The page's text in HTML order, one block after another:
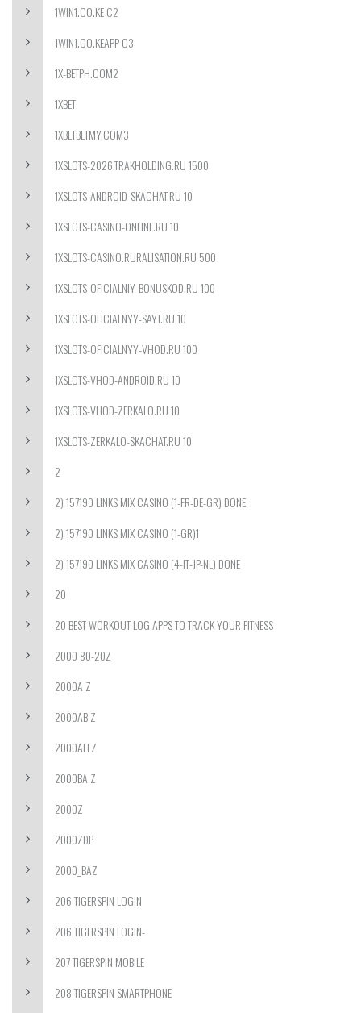
1WIN1.CO.KE C2
1WIN1.CO.KEAPP C3
1X-BETPH.COM2
1XBET
1XBETBETMY.COM3
1XSLOTS-2026.TRAKHOLDING.RU 1500
1XSLOTS-ANDROID-SKACHAT.RU 10
1XSLOTS-CASINO-ONLINE.RU 10
1XSLOTS-CASINO.RURALISATION.RU 500
1XSLOTS-OFICIALNIY-BONUSKOD.RU 100
1XSLOTS-OFICIALNYY-SAYT.RU 10
1XSLOTS-OFICIALNYY-VHOD.RU 100
1XSLOTS-VHOD-ANDROID.RU 10
1XSLOTS-VHOD-ZERKALO.RU 10
1XSLOTS-ZERKALO-SKACHAT.RU 10
2
2) 157190 LINKS MIX CASINO (1-FR-DE-GR) DONE
2) 157190 LINKS MIX CASINO (1-GR)1
2) 157190 LINKS MIX CASINO (4-IT-JP-NL) DONE
20
20 BEST WORKOUT LOG APPS TO TRACK YOUR FITNESS
2000 80-20Z
2000A Z
2000AB Z
2000ALLZ
2000BA Z
2000Z
2000ZDP
2000_BAZ
206 TIGERSPIN LOGIN
206 TIGERSPIN LOGIN-
207 TIGERSPIN MOBILE
208 TIGERSPIN SMARTPHONE